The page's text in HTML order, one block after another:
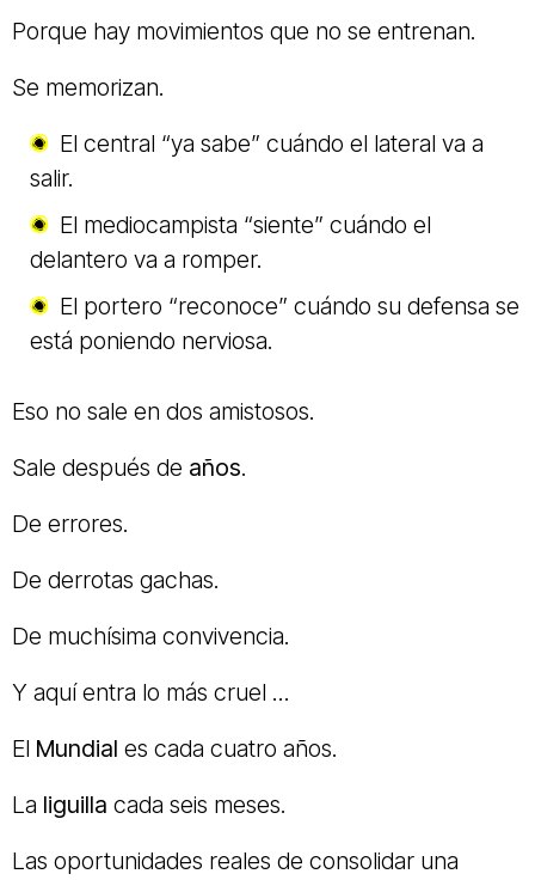
Porque hay movimientos que no se entrenan.
Se memorizan.
El central “ya sabe” cuándo el lateral va a
salir.
El mediocampista “siente” cuándo el
delantero va a romper.
El portero “reconoce” cuándo su defensa se
está poniendo nerviosa.
Eso no sale en dos amistosos.
Sale después de años.
De errores.
De derrotas gachas.
De muchísima convivencia.
Y aquí entra lo más cruel ...
El Mundial es cada cuatro años.
La liguilla cada seis meses.
Las oportunidades reales de consolidar una